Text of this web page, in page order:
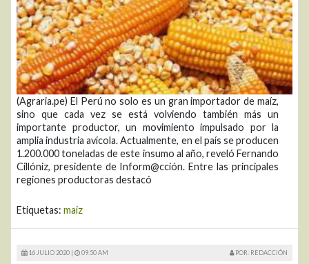
(Agraria.pe) El Perú no solo es un gran importador de maíz,
sino que cada vez se está volviendo también más un
importante productor, un movimiento impulsado por la
amplia industria avícola. Actualmente, en el país se producen
1.200.000 toneladas de este insumo al año, reveló Fernando
Cillóniz, presidente de Inform@cción. Entre las principales
regiones productoras destacó
Etiquetas: maiz
16 JULIO 2020 | 09:50 AM POR: REDACCIÓN